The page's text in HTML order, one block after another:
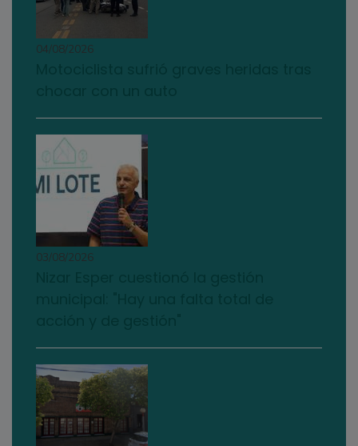
04/08/2026
03/08/2026